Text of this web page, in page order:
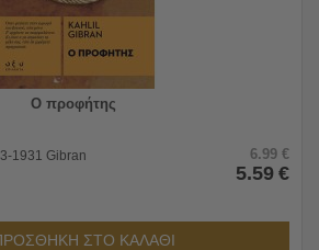
Ο προφήτης
1931 Gibran
6.99 €
5.59 €
ΣΤΟ ΚΑΛΑΘΙ